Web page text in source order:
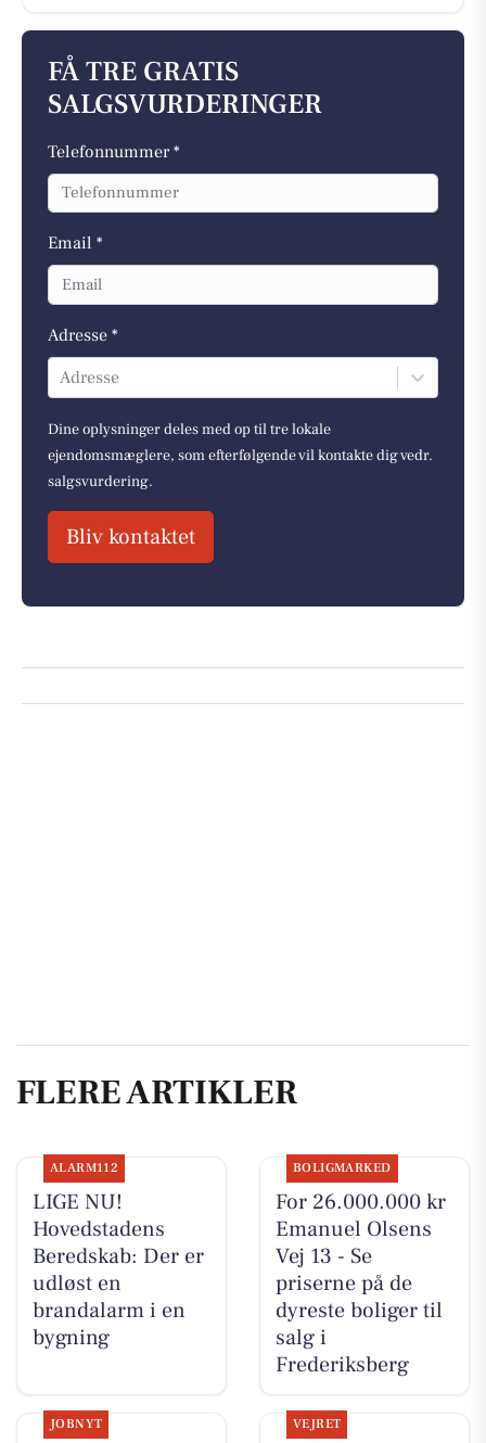
FÅ TRE GRATIS
SALGSVURDERINGER
Telefonnummer *
Email *
Adresse *
Adresse
Dine oplysninger deles med op til tre lokale
ejendomsmæglere, som efterfølgende vil kontakte dig vedr.
salgsvurdering.
Bliv kontaktet
FLERE ARTIKLER
ALARM112
LIGE NU!
Hovedstadens
Beredskab: Der er
udløst en
brandalarm i en
bygning
BOLIGMARKED
For 26.000.000 kr
Emanuel Olsens
Vej 13 - Se
priserne på de
dyreste boliger til
salg i
Frederiksberg
JOBNYT VEJRET